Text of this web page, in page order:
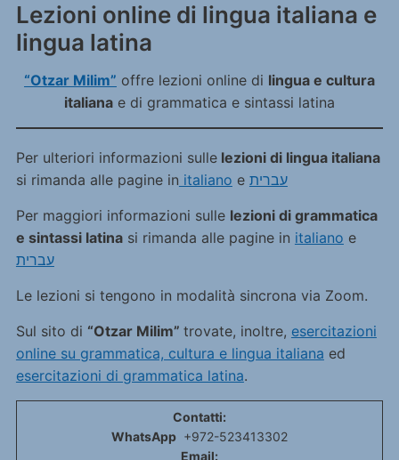
Lezioni online di lingua italiana e
lingua latina
“Otzar Milim” offre lezioni online di lingua e cultura
italiana e di grammatica e sintassi latina
Per ulteriori informazioni sullelezioni di lingua italiana
si rimanda alle pagine in italiano e עברית
Per maggiori informazioni sulle lezioni di grammatica
e sintassi latinasi rimanda alle pagine in italiano e
עברית
Le lezioni si tengono in modalità sincrona via Zoom.
Sul sito di “Otzar Milim” trovate, inoltre, esercitazioni
online su grammatica, cultura e lingua italiana ed
esercitazioni di grammatica latina.
Contatti:
WhatsApp+972-523413302
Email: